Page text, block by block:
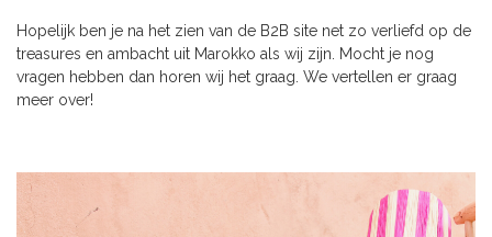
Hopelijk ben je na het zien van de B2B site net zo verliefd op de
treasures en ambacht uit Marokko als wij zijn. Mocht je nog
vragen hebben dan horen wij het graag. We vertellen er graag
meer over!